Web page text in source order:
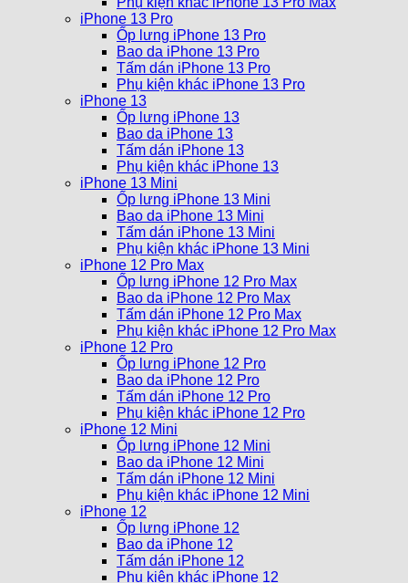
iPhone 13 Pro
Ốp lưng iPhone 13 Pro
Bao da iPhone 13 Pro
Tấm dán iPhone 13 Pro
Phụ kiện khác iPhone 13 Pro
iPhone 13
Ốp lưng iPhone 13
Bao da iPhone 13
Tấm dán iPhone 13
Phụ kiện khác iPhone 13
iPhone 13 Mini
Ốp lưng iPhone 13 Mini
Bao da iPhone 13 Mini
Tấm dán iPhone 13 Mini
Phụ kiện khác iPhone 13 Mini
iPhone 12 Pro Max
Ốp lưng iPhone 12 Pro Max
Bao da iPhone 12 Pro Max
Tấm dán iPhone 12 Pro Max
Phụ kiện khác iPhone 12 Pro Max
iPhone 12 Pro
Ốp lưng iPhone 12 Pro
Bao da iPhone 12 Pro
Tấm dán iPhone 12 Pro
Phụ kiện khác iPhone 12 Pro
iPhone 12 Mini
Ốp lưng iPhone 12 Mini
Bao da iPhone 12 Mini
Tấm dán iPhone 12 Mini
Phụ kiện khác iPhone 12 Mini
iPhone 12
Ốp lưng iPhone 12
Bao da iPhone 12
Tấm dán iPhone 12
Phụ kiện khác iPhone 12